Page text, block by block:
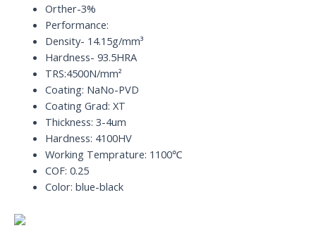
Orther-3%
Performance:
Density- 14.15g/mm³
Hardness- 93.5HRA
TRS:4500N/mm²
Coating: NaNo-PVD
Coating Grad: XT
Thickness: 3-4um
Hardness: 4100HV
Working Temprature: 1100℃
COF: 0.25
Color: blue-black